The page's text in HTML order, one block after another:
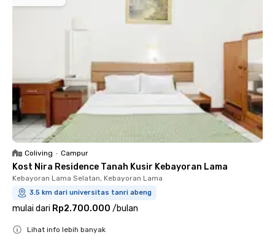
Coliving • Campur
Kost Nira Residence Tanah Kusir Kebayoran Lama
Kebayoran Lama Selatan, Kebayoran Lama
3.5 km dari universitas tanri abeng
mulai dari Rp2.700.000 /bulan
Lihat info lebih banyak